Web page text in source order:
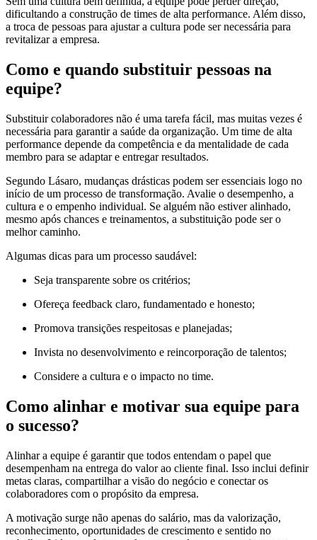
dificultando a construção de times de alta performance. Além disso,
a troca de pessoas para ajustar a cultura pode ser necessária para
revitalizar a empresa.
Como e quando substituir pessoas na
equipe?
Substituir colaboradores não é uma tarefa fácil, mas muitas vezes é
necessária para garantir a saúde da organização. Um time de alta
performance depende da competência e da mentalidade de cada
membro para se adaptar e entregar resultados.
Segundo Lásaro, mudanças drásticas podem ser essenciais logo no
início de um processo de transformação. Avalie o desempenho, a
cultura e o empenho individual. Se alguém não estiver alinhado,
mesmo após chances e treinamentos, a substituição pode ser o
melhor caminho.
Algumas dicas para um processo saudável:
Seja transparente sobre os critérios;
Ofereça feedback claro, fundamentado e honesto;
Promova transições respeitosas e planejadas;
Invista no desenvolvimento e reincorporação de talentos;
Considere a cultura e o impacto no time.
Como alinhar e motivar sua equipe para
o sucesso?
Alinhar a equipe é garantir que todos entendam o papel que
desempenham na entrega do valor ao cliente final. Isso inclui definir
metas claras, compartilhar a visão do negócio e conectar os
colaboradores com o propósito da empresa.
A motivação surge não apenas do salário, mas da valorização,
reconhecimento, oportunidades de crescimento e sentido no